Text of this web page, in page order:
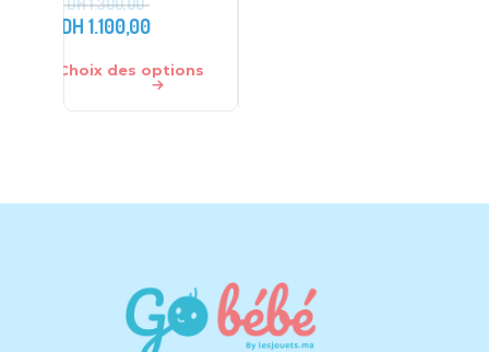
DH 1.100,00
Choix des options